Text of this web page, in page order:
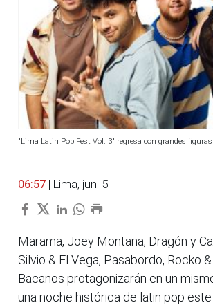
"Lima Latin Pop Fest Vol. 3" regresa con grandes
06:57 | Lima, jun. 5.
Marama, Joey Montana, Dragón y
Silvio & El Vega, Pasabordo, Rocko
Bacanos protagonizarán en un
una noche histórica de latin pop